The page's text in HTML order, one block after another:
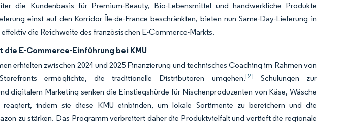
die Kundenbasis für Premium-Beauty, Bio-Lebensmittel und handwerkliche Produkte
einst auf den Korridor Île-de-France beschränkten, bieten nun Same-Day-Lieferung in
die Reichweite des französischen E-Commerce-Markts.
E-Commerce-Einführung bei KMU
erhielten zwischen 2024 und 2025 Finanzierung und technisches Coaching im Rahmen von
ermöglichte, die traditionelle Distributoren umgehen.[2] Schulungen zur
digitalem Marketing senken die Einstiegshürde für Nischenproduzenten von Käse, Wäsche
indem sie diese KMU einbinden, um lokale Sortimente zu bereichern und die
zu stärken. Das Programm verbreitert daher die Produktvielfalt und vertieft die regionale